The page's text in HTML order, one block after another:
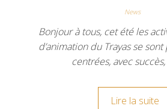
News
Bonjour à tous, cet été les
d’animation du Trayas se
centrées, avec
Lire la suite